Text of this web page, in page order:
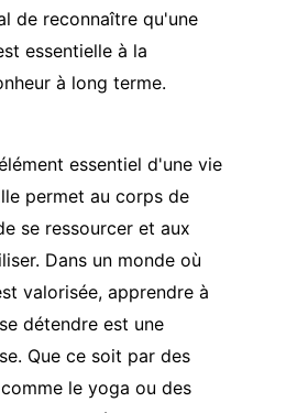
de reconnaître qu'une
essentielle à la
à long terme.
essentiel d'une vie
permet au corps de
se ressourcer et aux
Dans un monde où
valorisée, apprendre à
détendre est une
Que ce soit par des
le yoga ou des